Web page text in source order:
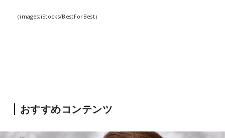
（images;iStocks/BestForBest）
おすすめコンテンツ